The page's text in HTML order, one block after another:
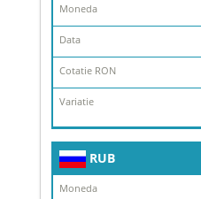
RUB